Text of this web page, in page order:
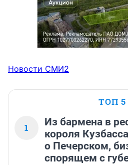
Новости СМИ2
ТОП 5
1
Из бармена в
короля
о Печерском,
спорящем с